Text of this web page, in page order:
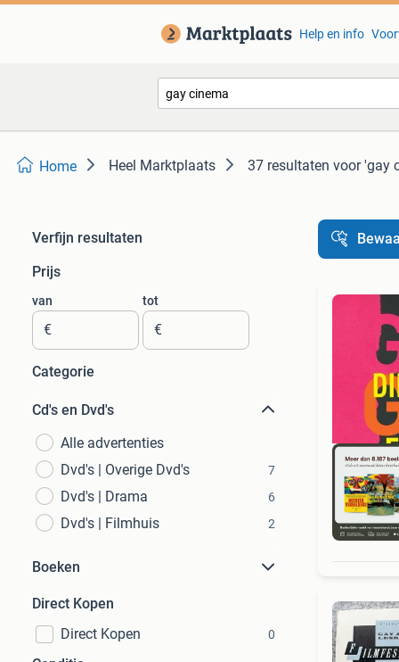
Help en info
Home Heel Marktplaats 37 resultaten voor 'gay
Verfijn resultaten
Prijs
van
€
tot
€
Categorie
Cd's en Dvd's
Alle advertenties
Dvd's | Overige Dvd's
7
Dvd's | Drama 6
Dvd's | Filmhuis 2
Boeken
Direct Kopen
Direct Kopen
0